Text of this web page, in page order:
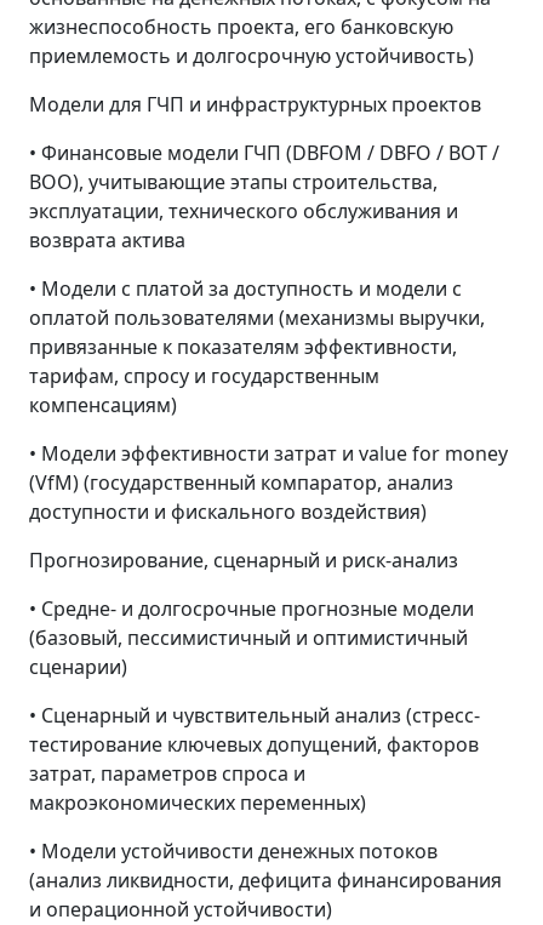
жизнеспособность проекта, его банковскую
приемлемость и долгосрочную устойчивость)
Модели для ГЧП и инфраструктурных проектов
• Финансовые модели ГЧП (DBFOM / DBFO / BOT /
BOO), учитывающие этапы строительства,
эксплуатации, технического обслуживания и
возврата актива
• Модели с платой за доступность и модели с
оплатой пользователями (механизмы выручки,
привязанные к показателям эффективности,
тарифам, спросу и государственным
компенсациям)
• Модели эффективности затрат и value for money
(VfM) (государственный компаратор, анализ
доступности и фискального воздействия)
Прогнозирование, сценарный и риск-анализ
• Средне- и долгосрочные прогнозные модели
(базовый, пессимистичный и оптимистичный
сценарии)
• Сценарный и чувствительный анализ (стресс-
тестирование ключевых допущений, факторов
затрат, параметров спроса и
макроэкономических переменных)
• Модели устойчивости денежных потоков
(анализ ликвидности, дефицита финансирования
и операционной устойчивости)